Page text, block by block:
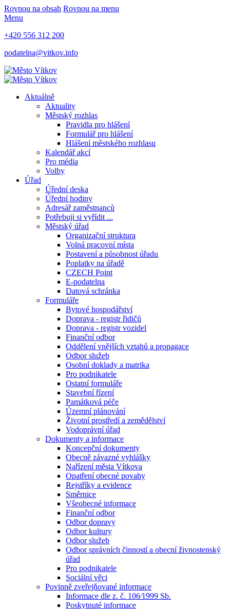
Rovnou na obsah Rovnou na menu
Menu
+420 556 312 200
podatelna@vitkov.info
Aktuálně
Aktuality
Městský rozhlas
Pravidla pro hlášení
Formulář pro hlášení
Hlášení městského rozhlasu
Kalendář akcí
Pro média
Volby
Úřad
Úřední deska
Úřední hodiny
Adresář zaměstnanců
Potřebuji si vyřídit ...
Městský úřad
Organizační struktura
Volná pracovní místa
Postavení a působnost úřadu
Poplatky na úřadě
CZECH Point
E-podatelna
Datová schránka
Formuláře
Bytové hospodářství
Doprava - registr řidičů
Doprava - registr vozidel
Finanční odbor
Oddělení vnějších vztahů a propagace
Odbor služeb
Osobní doklady a matrika
Pro podnikatele
Ostatní formuláře
Stavební řízení
Památková péče
Územní plánování
Životní prostředí a zemědělství
Vodoprávní úřad
Dokumenty a informace
Koncepční dokumenty
Obecně závazné vyhlášky
Nařízení města Vítkova
Opatření obecné povahy
Rejstříky a evidence
Směrnice
Všeobecné informace
Finanční odbor
Odbor dopravy
Odbor kultury
Odbor služeb
Odbor správních činností a obecní živnostenský
úřad
Pro podnikatele
Sociální věci
Povinně zveřejňované informace
Informace dle z. č. 106⁄1999 Sb.
Poskytnuté informace